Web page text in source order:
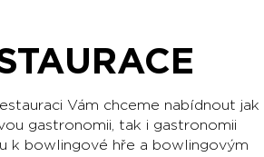
Vám chceme nabídnout jak
gastronomii, tak i gastronomii
k bowlingové hře a bowlingovým